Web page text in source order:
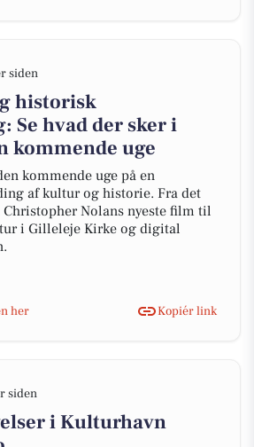
siden
historisk
Se hvad der sker i
kommende uge
kommende uge på en
af kultur og historie. Fra det
Nolans nyeste film til
i Gilleleje Kirke og digital
her
Kopiér link
siden
i Kulturhavn